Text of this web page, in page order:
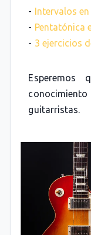
- Intervalos
- Pentatónica
- 3 ejercicios
guitarristas.